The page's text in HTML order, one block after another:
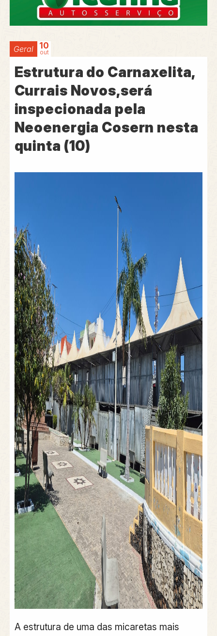
Geral 10
out
Estrutura do Carnaxelita,
Currais Novos,será
inspecionada pela
Neoenergia Cosern nesta
quinta (10)
A estrutura de uma das micaretas mais